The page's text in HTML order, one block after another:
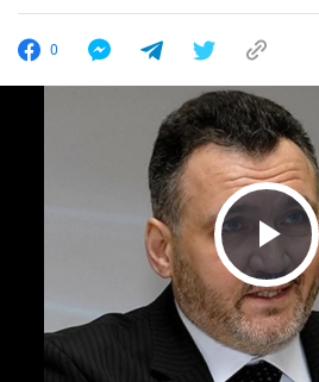
0
Play